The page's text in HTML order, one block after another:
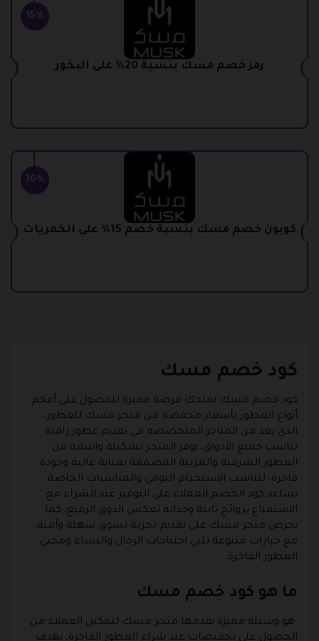
15%
رمز خصم مسك بنسبة 20% على البخور
30%
كوبون خصم مسك بنسبة خصم 15% على الخمريات
كود خصم مسك
كود خصم مسك يمنحك فرصة مميزة للحصول على أفخم
أنواع العطور بأسعار مخفضة من متجر مسك للعطور،
الذي يعد من المتاجر المتخصصة في تقديم عطور راقية
تناسب جميع الأذواق، يوفر المتجر تشكيلة واسعة من
العطور الشرقية والغربية المصممة بعناية عالية وجودة
فاخرة، لتناسب الاستخدام اليومي والمناسبات الخاصة،
يساعد كود الخصم العملاء على التوفير عند الشراء مع
الاستمتاع بروائح ثابتة وجذابة تعكس الذوق الرفيع، كما
يحرص متجر مسك على تقديم تجربة تسوق سهلة وآمنة،
مع خيارات متنوعة تلبي احتياجات الرجال والنساء ومحبي
العطور الفاخرة.
ما هو كود خصم مسك
هو وسيلة مميزة يقدمها متجر مسك لتمكين العملاء من
الحصول على تخفيضات عند شراء العطور الفاخرة، يهدف